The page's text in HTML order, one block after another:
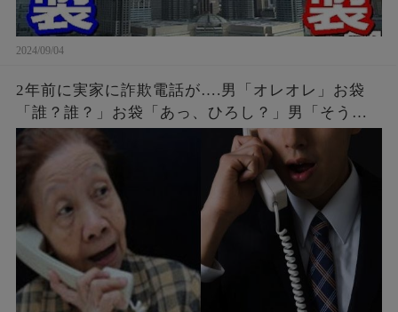
2024/09/04
2年前に実家に詐欺電話が….男「オレオレ」お袋
「誰？誰？」お袋「あっ、ひろし？」男「そうだ
よ母さん、ひろしだよ」母の驚愕な破壊力のある
返しとはw